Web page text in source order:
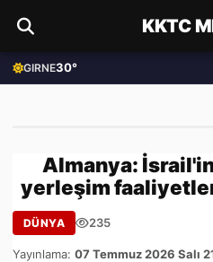
KKTC
GIRNE30°
Almanya:
yerleşim
DÜNYA 235
Yayınlama: 07 Temmuz 2026 Salı